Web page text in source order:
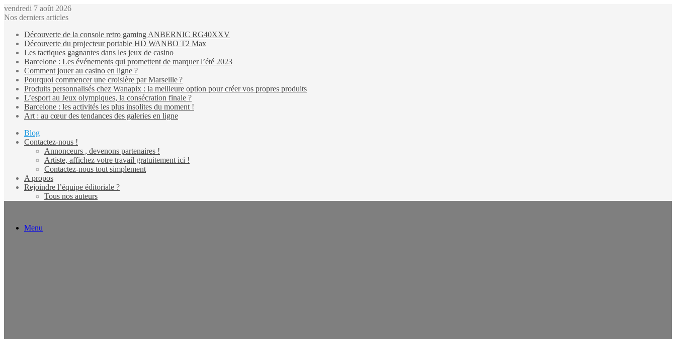
vendredi 7 août 2026
Nos derniers articles
Découverte de la console retro gaming ANBERNIC RG40XXV
Découverte du projecteur portable HD WANBO T2 Max
Les tactiques gagnantes dans les jeux de casino
Barcelone : Les événements qui promettent de marquer l’été 2023
Comment jouer au casino en ligne ?
Pourquoi commencer une croisière par Marseille ?
Produits personnalisés chez Wanapix : la meilleure option pour créer vos propres produits
L’esport au Jeux olympiques, la consécration finale ?
Barcelone : les activités les plus insolites du moment !
Art : au cœur des tendances des galeries en ligne
Blog
Contactez-nous !
Annonceurs , devenons partenaires !
Artiste, affichez votre travail gratuitement ici !
Contactez-nous tout simplement
A propos
Rejoindre l’équipe éditoriale ?
Tous nos auteurs
Menu